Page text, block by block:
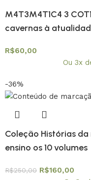
M4T3M4T1C4 3
cavernas à
R$60,00
Ou 3x
-36%
Coleção Histórias
ensino os 10 volumes
R$250,00 R$160,00